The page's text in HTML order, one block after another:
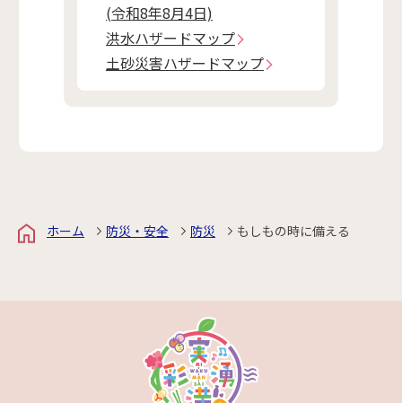
(令和8年8月4日)
洪水ハザードマップ
土砂災害ハザードマップ
ホーム 防災・安全 防災 もしもの時に備える